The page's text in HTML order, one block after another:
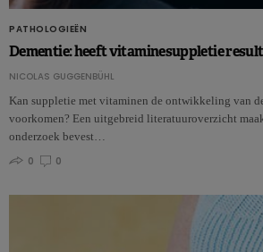
PATHOLOGIEËN
Dementie: heeft vitaminesuppletie
NICOLAS GUGGENBÜHL
Kan suppletie met vitaminen de ontwikkeling van
voorkomen? Een uitgebreid literatuuroverzicht
onderzoek bevest…
0
0